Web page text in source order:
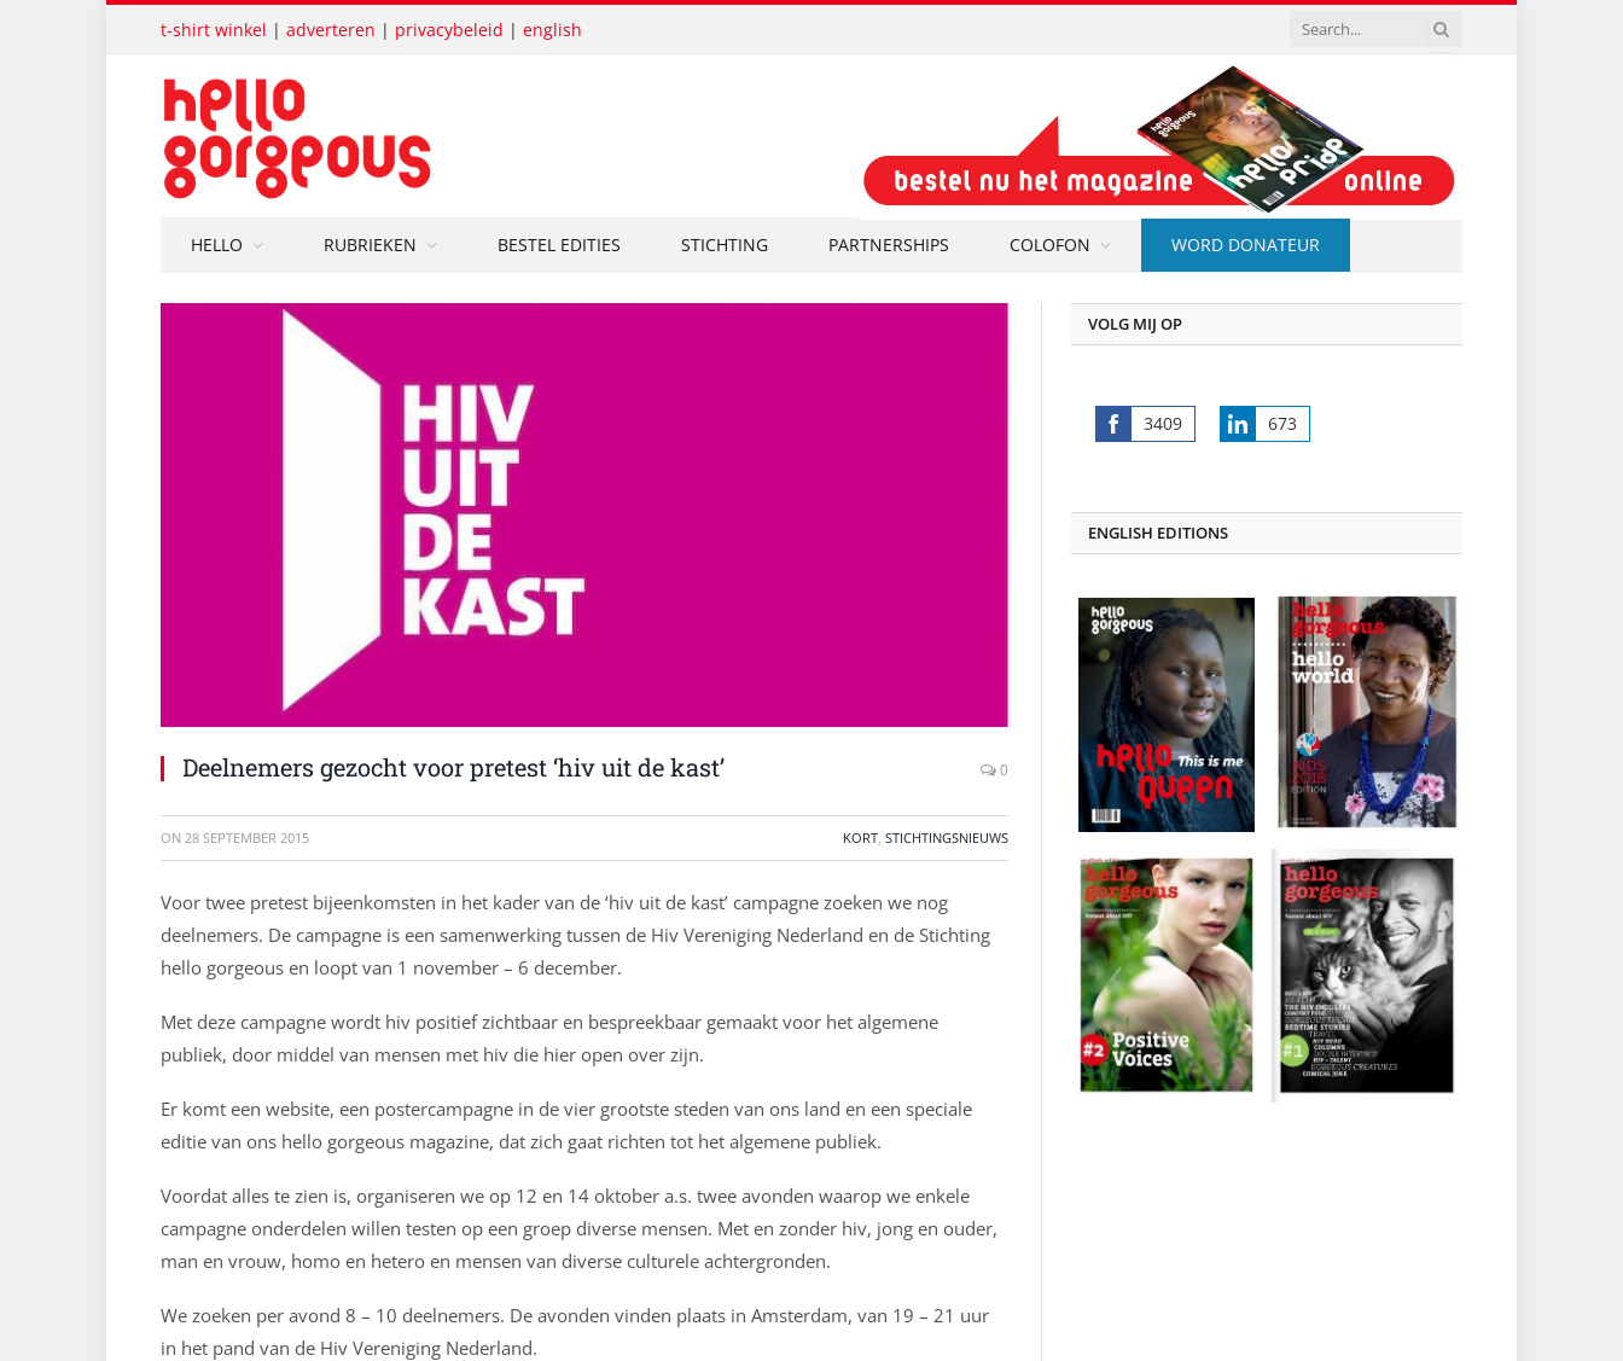
t-shirt winkel | adverteren | privacybeleid | english
HELLO RUBRIEKEN BESTEL EDITIES STICHTING PARTNERSHIPS COLOFON WORD DONATEUR
Deelnemers gezocht voor pretest ‘hiv uit de kast’ 0
ON 28 SEPTEMBER 2015 KORT, STICHTINGSNIEUWS
Voor twee pretest bijeenkomsten in het kader van de ‘hiv uit de kast’ campagne zoeken we nog
deelnemers. De campagne is een samenwerking tussen de Hiv Vereniging Nederland en de Stichting
hello gorgeous en loopt van 1 november – 6 december.
Met deze campagne wordt hiv positief zichtbaar en bespreekbaar gemaakt voor het algemene
publiek, door middel van mensen met hiv die hier open over zijn.
Er komt een website, een postercampagne in de vier grootste steden van ons land en een speciale
editie van ons hello gorgeous magazine, dat zich gaat richten tot het algemene publiek.
Voordat alles te zien is, organiseren we op 12 en 14 oktober a.s. twee avonden waarop we enkele
campagne onderdelen willen testen op een groep diverse mensen. Met en zonder hiv, jong en ouder,
man en vrouw, homo en hetero en mensen van diverse culturele achtergronden.
We zoeken per avond 8 – 10 deelnemers. De avonden vinden plaats in Amsterdam, van 19 – 21 uur
in het pand van de Hiv Vereniging Nederland.
VOLG MIJ OP
3409
Share
673
Share
ENGLISH EDITIONS